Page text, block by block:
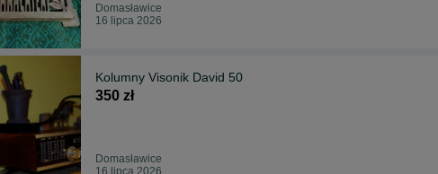
Domasławice
16 lipca 2026
Kolumny Visonik David 50
350 zł
Domasławice
16 lipca 2026